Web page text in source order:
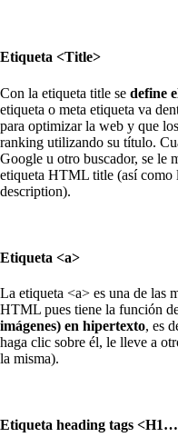
Etiqueta <Title>
Con la etiqueta title se define
etiqueta o meta etiqueta va
para optimizar la web y que
ranking utilizando su título.
Google u otro buscador, se le
etiqueta HTML title (así como
description).
Etiqueta <a>
La etiqueta <a> es una de las
HTML pues tiene la función
imágenes) en hipertexto, es
haga clic sobre él, le lleve a
la misma).
Etiqueta heading tags